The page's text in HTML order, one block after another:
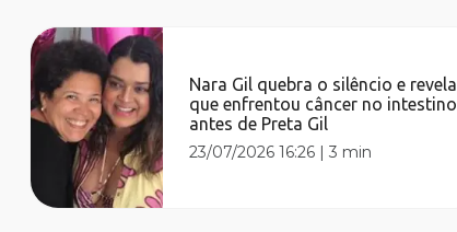
Nara Gil quebra o silêncio e revela
que enfrentou câncer no intestino
antes de Preta Gil
23/07/2026 16:26 |3 min